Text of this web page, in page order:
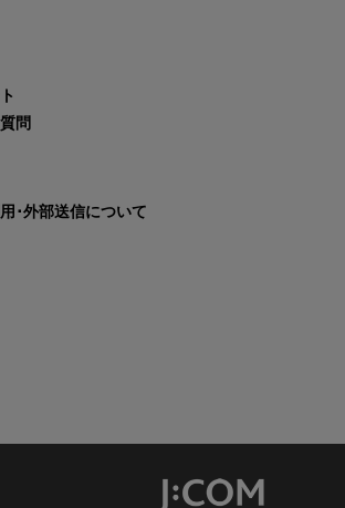
問
･外部送信について